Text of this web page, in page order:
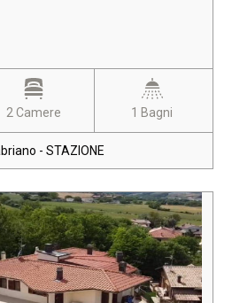
2 Camere 1 Bagni
- STAZIONE